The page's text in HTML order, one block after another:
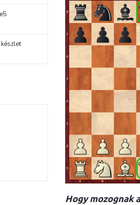
Hogy mozognak